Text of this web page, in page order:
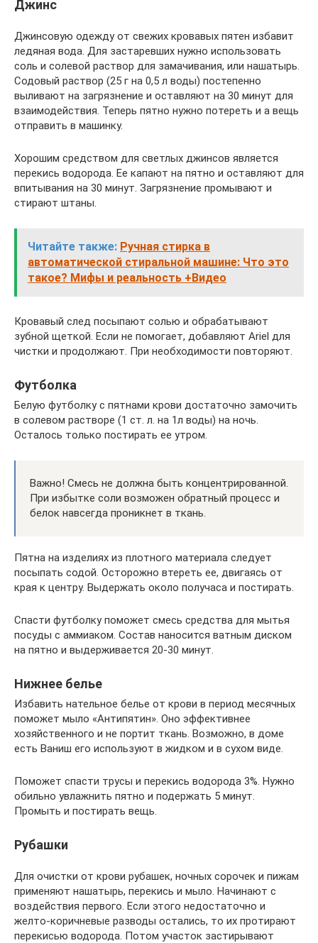
Джинс
Джинсовую одежду от свежих кровавых пятен избавит
ледяная вода. Для застаревших нужно использовать
соль и солевой раствор для замачивания, или нашатырь.
Содовый раствор (25 г на 0,5 л воды) постепенно
выливают на загрязнение и оставляют на 30 минут для
взаимодействия. Теперь пятно нужно потереть и а вещь
отправить в машинку.
Хорошим средством для светлых джинсов является
перекись водорода. Ее капают на пятно и оставляют для
впитывания на 30 минут. Загрязнение промывают и
стирают штаны.
Читайте также: Ручная стирка в
автоматической стиральной машине: Что это
такое? Мифы и реальность +Видео
Кровавый след посыпают солью и обрабатывают
зубной щеткой. Если не помогает, добавляют Ariel для
чистки и продолжают. При необходимости повторяют.
Футболка
Белую футболку с пятнами крови достаточно замочить
в солевом растворе (1 ст. л. на 1л воды) на ночь.
Осталось только постирать ее утром.
Важно! Смесь не должна быть концентрированной.
При избытке соли возможен обратный процесс и
белок навсегда проникнет в ткань.
Пятна на изделиях из плотного материала следует
посыпать содой. Осторожно втереть ее, двигаясь от
края к центру. Выдержать около получаса и постирать.
Спасти футболку поможет смесь средства для мытья
посуды с аммиаком. Состав наносится ватным диском
на пятно и выдерживается 20-30 минут.
Нижнее белье
Избавить нательное белье от крови в период месячных
поможет мыло «Антипятин». Оно эффективнее
хозяйственного и не портит ткань. Возможно, в доме
есть Ваниш его используют в жидком и в сухом виде.
Поможет спасти трусы и перекись водорода 3%. Нужно
обильно увлажнить пятно и подержать 5 минут.
Промыть и постирать вещь.
Рубашки
Для очистки от крови рубашек, ночных сорочек и пижам
применяют нашатырь, перекись и мыло. Начинают с
воздействия первого. Если этого недостаточно и
желто-коричневые разводы остались, то их протирают
перекисью водорода. Потом участок застирывают